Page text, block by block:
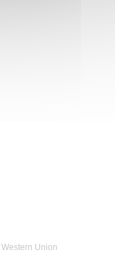
Western Union